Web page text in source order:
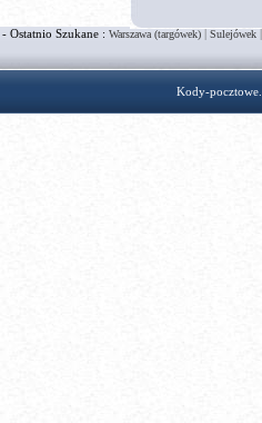
- Ostatnio Szukane : Warszawa (targówek)|Sulejówek
Kody-